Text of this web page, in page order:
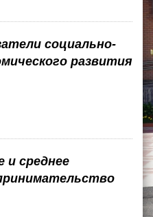
социально-
развития
и среднее